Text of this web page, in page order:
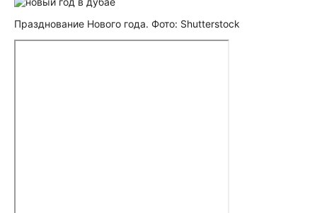
Празднование Нового года. Фото: Shutterstock